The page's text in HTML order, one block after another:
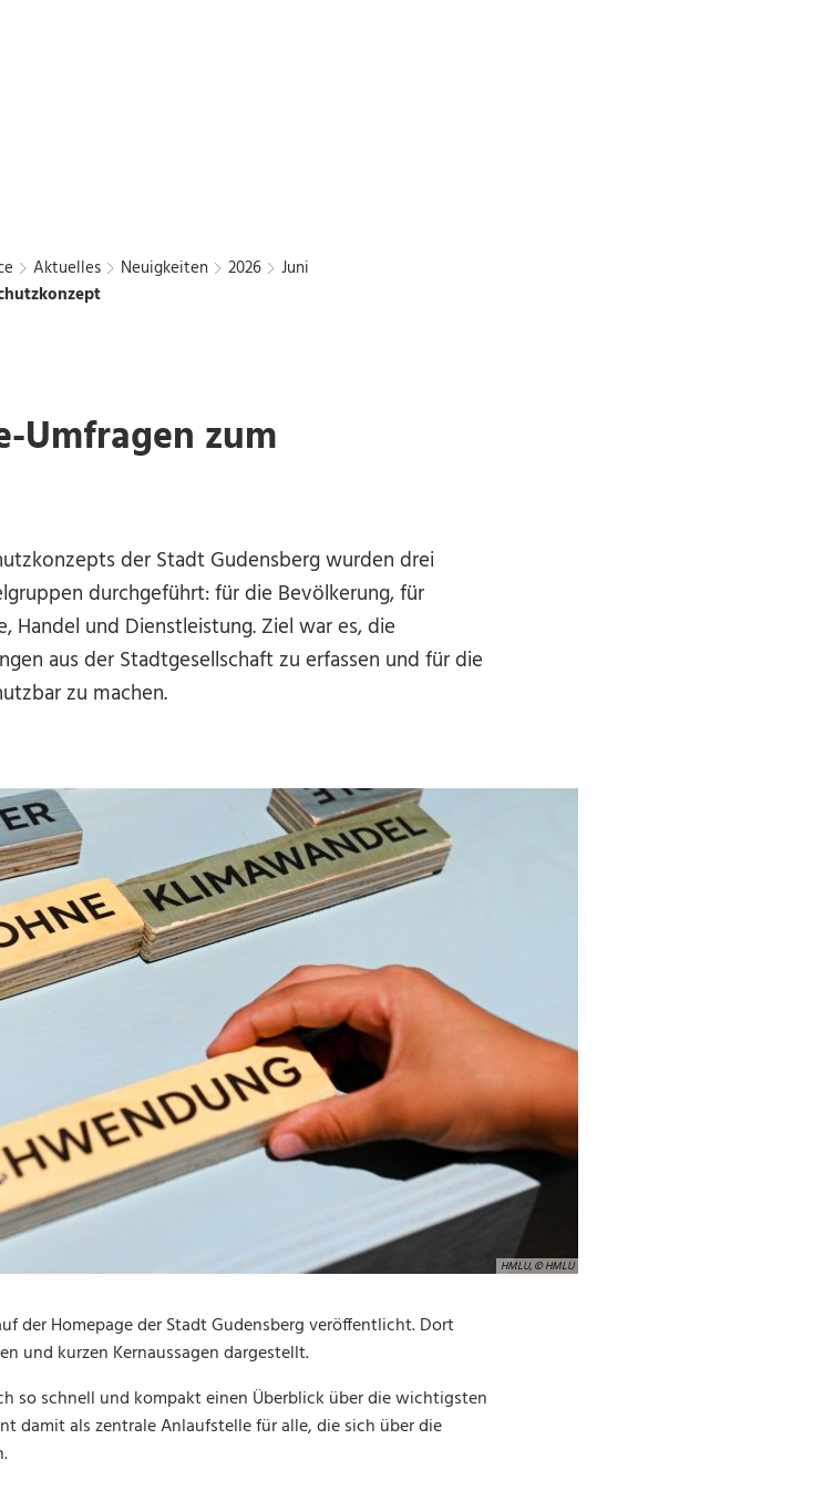
Aktuelles Neuigkeiten 2026
Juni
Umfragen zum
der Stadt Gudensberg wurden drei
durchgeführt: für die Bevölkerung, für
und Dienstleistung. Ziel war es, die
aus der Stadtgesellschaft zu erfassen und für die
zu machen.
HMLU, © HMLU
der Homepage der Stadt Gudensberg veröffentlicht. Dort
und kurzen Kernaussagen dargestellt.
so schnell und kompakt einen Überblick über die wichtigsten
damit als zentrale Anlaufstelle für alle, die sich über die